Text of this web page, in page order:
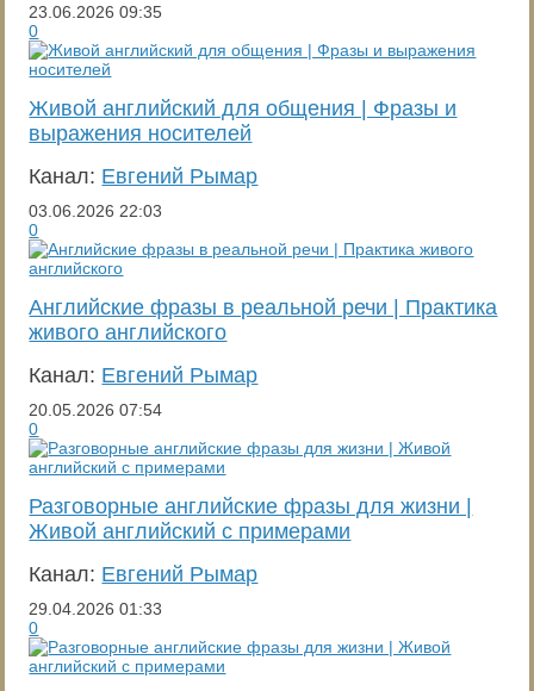
23.06.2026 09:35
0
Живой английский для общения | Фразы и
выражения носителей
Канал: Евгений Рымар
03.06.2026 22:03
0
Английские фразы в реальной речи | Практика
живого английского
Канал: Евгений Рымар
20.05.2026 07:54
0
Разговорные английские фразы для жизни |
Живой английский с примерами
Канал: Евгений Рымар
29.04.2026 01:33
0